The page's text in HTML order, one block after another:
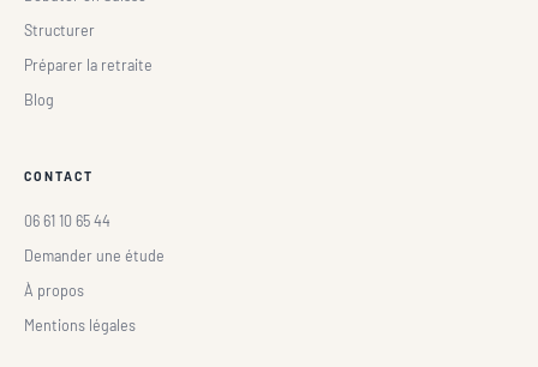
Structurer
Préparer la retraite
Blog
CONTACT
06 61 10 65 44
Demander une étude
À propos
Mentions légales